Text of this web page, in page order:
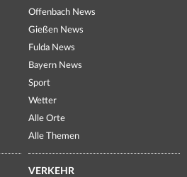
Offenbach News
Gießen News
Fulda News
Bayern News
Sport
Wetter
Alle Orte
Alle Themen
VERKEHR